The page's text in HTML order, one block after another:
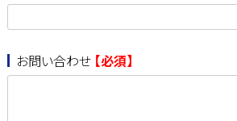
お問い合わせ 【必須】